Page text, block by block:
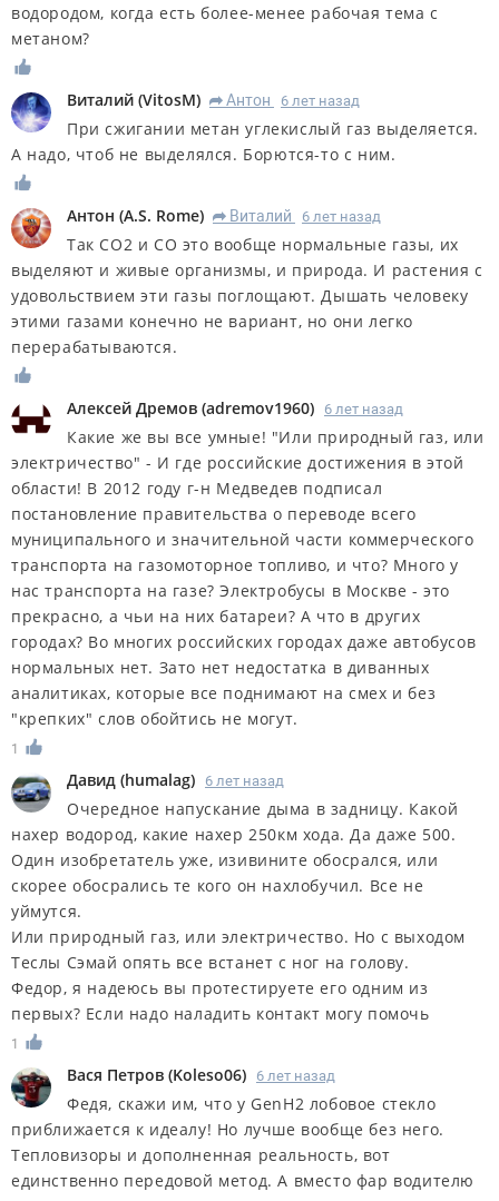
водородом, когда есть более-менее рабочая тема с
метаном?
Виталий (VitosM) R Антон 6 лет назад
При сжигании метан углекислый газ выделяется.
А надо, чтоб не выделялся. Борются-то с ним.
Антон (A.S. Rome) R Виталий 6 лет назад
Так СО2 и СО это вообще нормальные газы, их
выделяют и живые организмы, и природа. И растения с
удовольствием эти газы поглощают. Дышать человеку
этими газами конечно не вариант, но они легко
перерабатываются.
Алексей Дремов (adremov1960) 6 лет назад
Какие же вы все умные! "Или природный газ, или
электричество" - И где российские достижения в этой
области! В 2012 году г-н Медведев подписал
постановление правительства о переводе всего
муниципального и значительной части коммерческого
транспорта на газомоторное топливо, и что? Много у
нас транспорта на газе? Электробусы в Москве - это
прекрасно, а чьи на них батареи? А что в других
городах? Во многих российских городах даже автобусов
нормальных нет. Зато нет недостатка в диванных
аналитиках, которые все поднимают на смех и без
"крепких" слов обойтись не могут.
1
Дaвид (humalag) 6 лет назад
Очередное напускание дыма в задницу. Какой
нахер водород, какие нахер 250км хода. Да даже 500.
Один изобретатель уже, изивините обосрался, или
скорее обосрались те кого он нахлобучил. Все не
уймутся.
Или природный газ, или электричество. Но с выходом
Теслы Сэмай опять все встанет с ног на голову.
Федор, я надеюсь вы протестируете его одним из
первых? Если надо наладить контакт могу помочь
1
Вася Петров (Koleso06) 6 лет назад
Федя, скажи им, что у GenH2 лобовое стекло
приближается к идеалу! Но лучше вообще без него.
Тепловизоры и дополненная реальность, вот
единственно передовой метод. А вместо фар водителю